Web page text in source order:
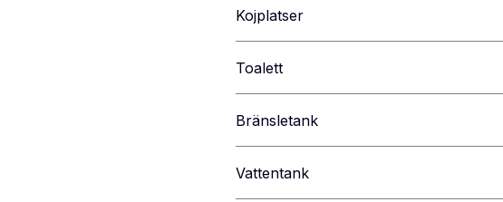
Kojplatser
Toalett
Bränsletank
Vattentank